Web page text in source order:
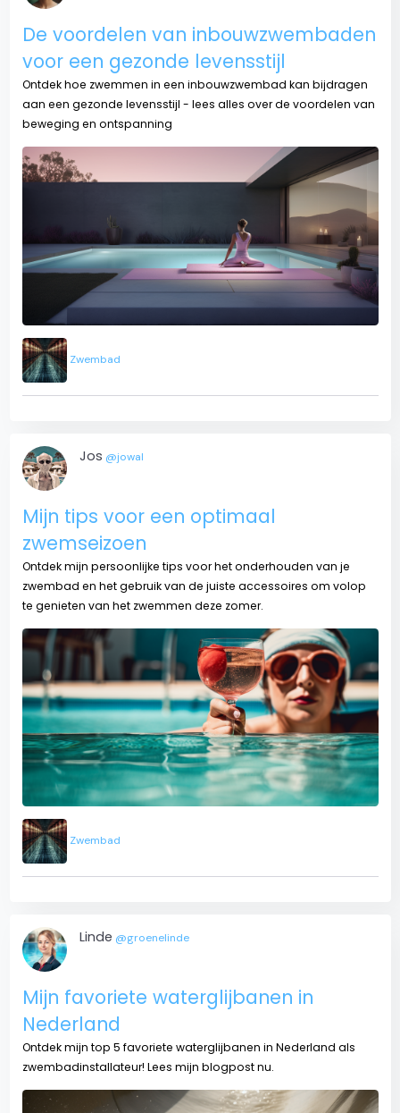
De voordelen van inbouwzwembaden
voor een gezonde levensstijl
Ontdek hoe zwemmen in een inbouwzwembad kan bijdragen
aan een gezonde levensstijl - lees alles over de voordelen van
beweging en ontspanning
Zwembad
Jos @jowal
Mijn tips voor een optimaal
zwemseizoen
Ontdek mijn persoonlijke tips voor het onderhouden van je
zwembad en het gebruik van de juiste accessoires om volop
te genieten van het zwemmen deze zomer.
Zwembad
Linde @groenelinde
Mijn favoriete waterglijbanen in
Nederland
Ontdek mijn top 5 favoriete waterglijbanen in Nederland als
zwembadinstallateur! Lees mijn blogpost nu.